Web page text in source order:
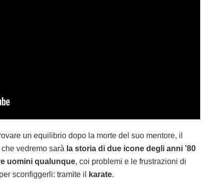
un equilibrio dopo la morte del suo mentore, il
vedremo sarà la storia di due icone degli anni ’80
uomini qualunque, coi problemi e le frustrazioni di
sconfiggerli: tramite il
karate.